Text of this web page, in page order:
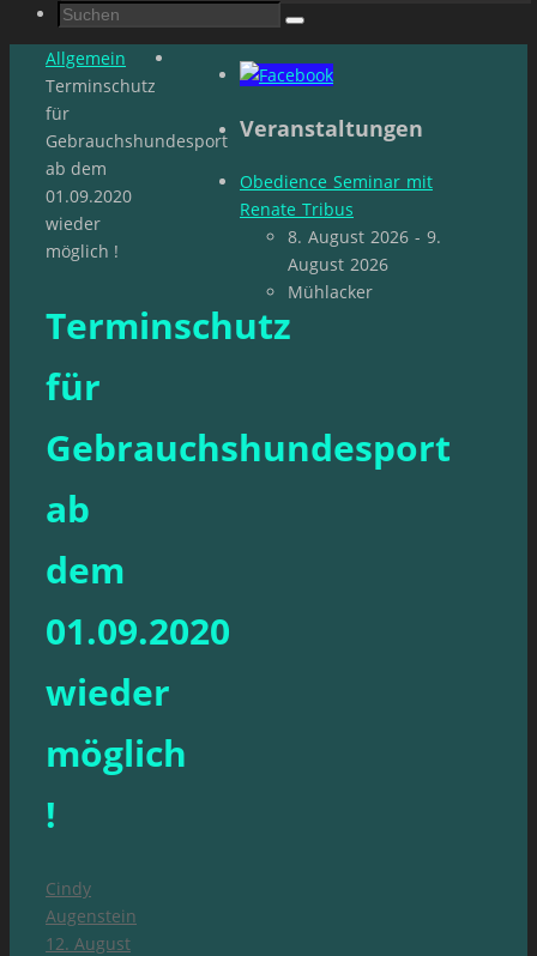
Suchen
nach:
Suchen
Start
Allgemein
Terminschutz
für
Gebrauchshundesport
ab dem
01.09.2020
wieder
möglich !
Terminschutz
für
Gebrauchshundesport
ab
dem
01.09.2020
wieder
möglich
!
Cindy
Augenstein
12. August
Veranstaltungen
Obedience Seminar mit
Renate Tribus
8. August 2026 - 9.
August 2026
Mühlacker